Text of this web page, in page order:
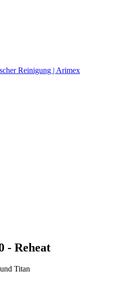
Reinigung | Arimex
- Reheat
Titan